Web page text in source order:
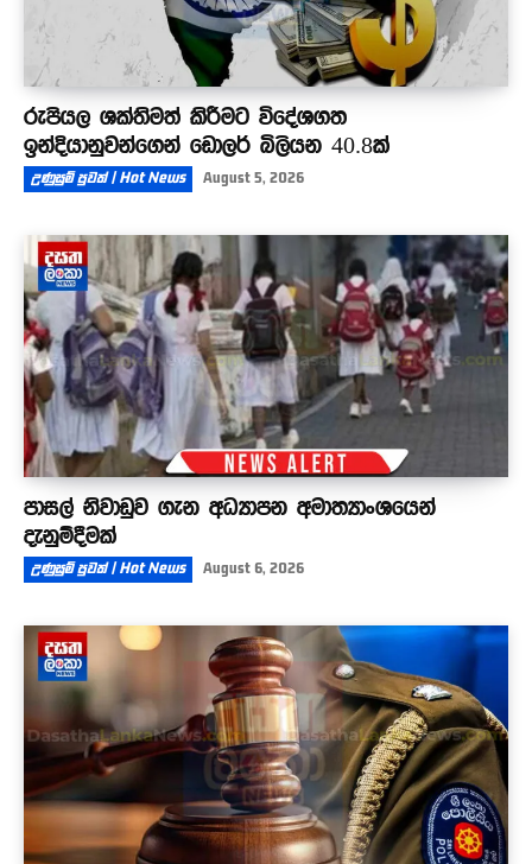
රුපියල ශක්තිමත් කිරීමට විදේශගත
ඉන්දියානුවන්ගෙන් ඩොලර් බිලියන 40.8ක්
උණුසුම් පුවත් | Hot News August 5, 2026
පාසල් නිවාඩුව ගැන අධ්‍යාපන අමාත්‍යාංශයෙන්
දැනුම්දීමක්
උණුසුම් පුවත් | Hot News August 6, 2026